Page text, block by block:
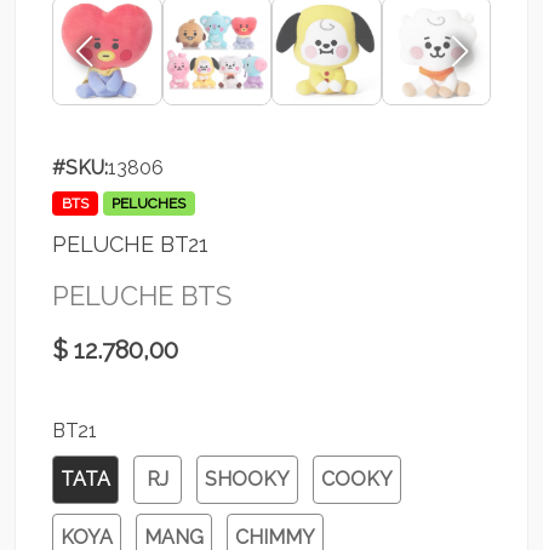
#SKU:13806
BTS PELUCHES
PELUCHE BT21
PELUCHE BTS
$ 12.780,00
BT21
TATA RJ SHOOKY COOKY
KOYA MANG CHIMMY